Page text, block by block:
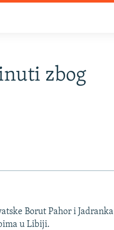
zbog
Borut Pahor i Jadranka
u Libiji.